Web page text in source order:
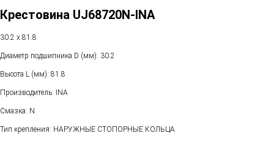
Крестовина UJ68720N-INA
30.2 x 81.8
Диаметр подшипника D (мм): 30.2
Высота L (мм): 81.8
Производитель: INA
Смазка: N
Тип крепления: НАРУЖНЫЕ СТОПОРНЫЕ КОЛЬЦА